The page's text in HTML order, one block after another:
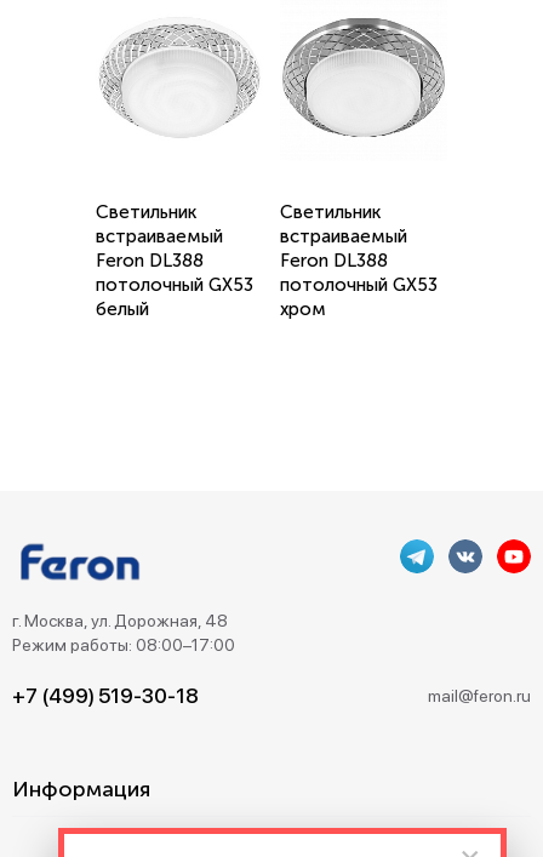
Светильник
встраиваемый
Feron DL388
потолочный GX53
белый
Светильник
встраиваемый
Feron DL388
потолочный GX53
хром
г. Москва, ул. Дорожная, 48
Режим работы: 08:00–17:00
+7 (499) 519-30-18 mail@feron.ru
Информация